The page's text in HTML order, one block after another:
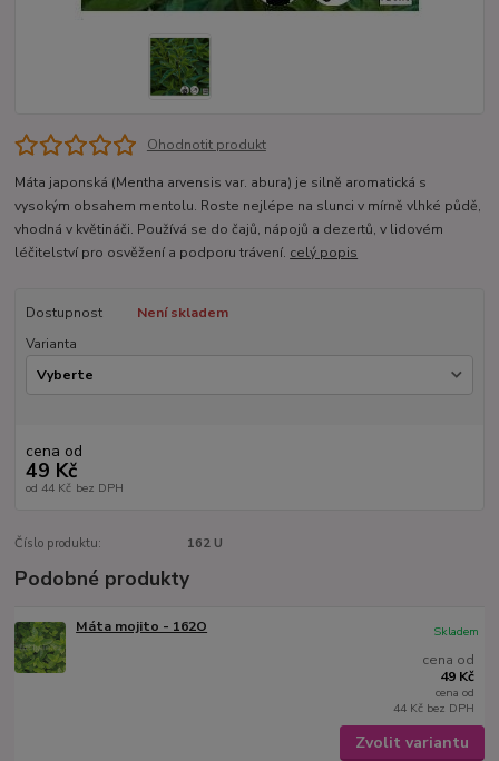
Ohodnotit produkt
Máta japonská (Mentha arvensis var. abura) je silně aromatická s
vysokým obsahem mentolu. Roste nejlépe na slunci v mírně vlhké půdě,
vhodná v květináči. Používá se do čajů, nápojů a dezertů, v lidovém
léčitelství pro osvěžení a podporu trávení. celý popis
Dostupnost
Není skladem
Varianta
cena od
49 Kč
od 44 Kč bez DPH
Číslo produktu: 162 U
Podobné produkty
Máta mojito - 162O
cena od
49 Kč
cena od
44 Kč bez DPH
Skladem
Zvolit variantu